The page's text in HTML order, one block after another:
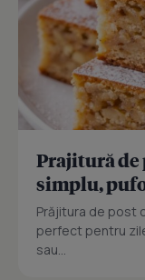
Prajitură de
simplu,
Prăjitura de post
perfect pentru
sau...